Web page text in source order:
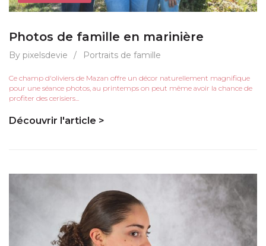
Photos de famille en marinière
By pixelsdevie / Portraits de famille
Ce champ d'oliviers de Mazan offre un décor naturellement magnifique
pour une séance photos, au printemps on peut même avoir la chance de
profiter des cerisiers...
Découvrir l'article >